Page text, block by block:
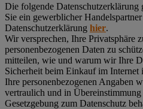
Die folgende Datenschutzerklärung
Sie ein gewerblicher
Datenschutzerklärung hier.
Wir versprechen, Ihre Privatsphäre
personenbezogenen Daten zu
mitteilen, wie und warum wir Ihre
Sicherheit beim Einkauf im Internet
Ihre personenbezogenen Angaben
vertraulich und in Übereinstimmung
Gesetzgebung zum Datenschutz